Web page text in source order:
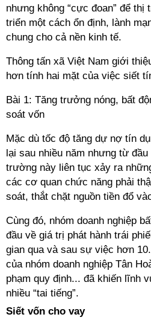
nhưng không “cực đoan” để
triển một cách ổn định, lành
chung cho cả nền kinh tế.
Thông tấn xã Việt Nam giới
hơn tính hai mặt của việc siết
Bài 1: Tăng trưởng nóng, bất
soát vốn
Mặc dù tốc độ tăng dự nợ tín
lại sau nhiều năm nhưng từ
trường này liên tục xảy ra
các cơ quan chức năng phải
soát, thắt chặt nguồn tiền đổ
Cùng đó, nhóm doanh nghiệp
đầu về giá trị phát hành trái
gian qua và sau sự việc hơn
của nhóm doanh nghiệp Tân
phạm quy định... đã khiến lĩnh
nhiều “tai tiếng”.
Siết vốn cho vay